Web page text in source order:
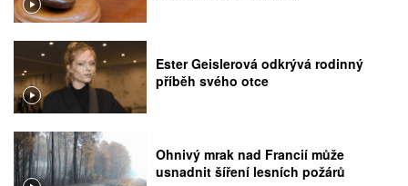
Ester Geislerová odkrývá rodinný
příběh svého otce
Ohnivý mrak nad Francií může
usnadnit šíření lesních požárů